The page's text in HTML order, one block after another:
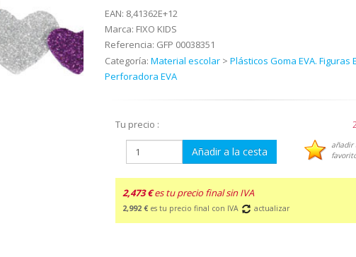
EAN: 8,41362E+12
Marca: FIXO KIDS
Referencia: GFP 00038351
Categoría: Material escolar> Plásticos Goma EVA. Figuras
Perforadora EVA
Tu precio :
Añadir a la cesta
añadir
2,473 €es tu precio final sin IVA
2,992 € es tu precio final con IVA actualizar